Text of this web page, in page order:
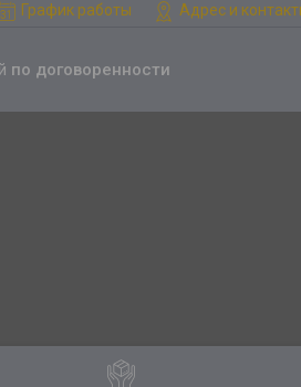
График работы Адрес и
по договоренности